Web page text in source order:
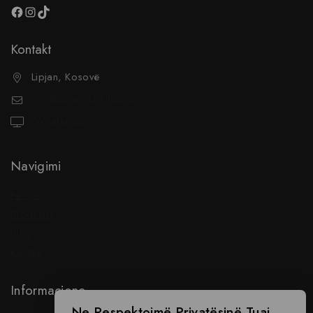
Kontakt
Lipjan, Kosovë
Navigimi
Informacione